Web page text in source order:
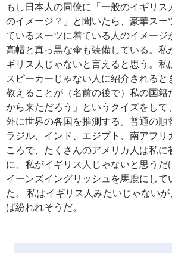
もし日本人の同僚に「一般のイギリ
のイメージ？」と聞いたら、豪華スー
ているスーツに着ている人のイメージ
高帽と真っ黒な傘も装備している。私
ギリス人じゃないと言えると思う。私
スピーカーじゃない人に紹介される
教えることが（名前の後で）私の国籍
から来ただろう」というクイズをして
外に世界の各国を推測する。普通の順
ラジル、インド、エジプト、南アフリ
ころで、たくさんのアメリカ人は私に
に、私がイギリス人じゃないと思うだ
イーンズイングリッシュを馬鹿にして
た。 私はイギリス人みたいじゃない
ば紛れれそうだ。